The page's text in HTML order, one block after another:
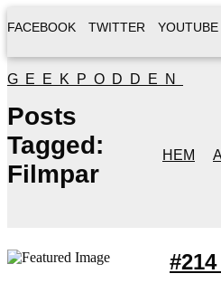
FACEBOOK TWITTER YOUTUBE
GEEKPODDEN
HEM
Posts
Tagged:
Filmpar